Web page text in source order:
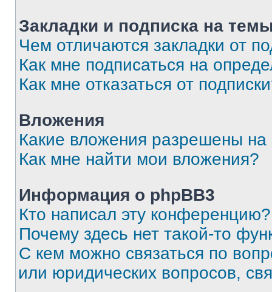
Закладки и подписка на
Чем отличаются закладки от
Как мне подписаться на
Как мне отказаться от
Вложения
Какие вложения разрешены
Как мне найти мои вложения?
Информация о phpBB3
Кто написал эту конференцию?
Почему здесь нет такой-то
С кем можно связаться по
или юридических вопросов,